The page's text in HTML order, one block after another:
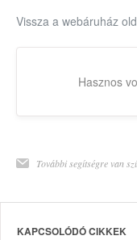
Vissza a webáruház
Hasznos
További segítségre van
KAPCSOLÓDÓ CIKKEK